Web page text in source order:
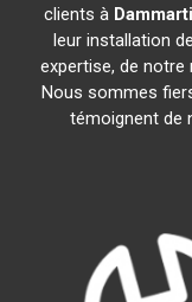
clients à
leur installation
expertise, de
Nous sommes
témoignent de